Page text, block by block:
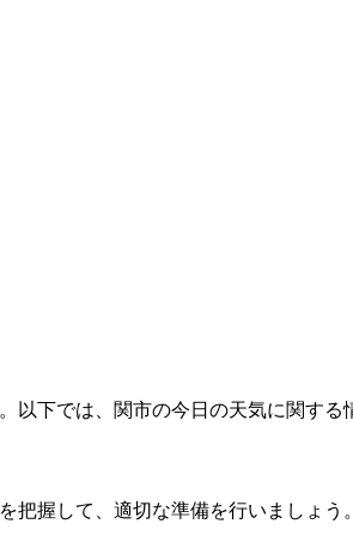
下では、関市の今日の天気に関する
握して、適切な準備を行いましょう。